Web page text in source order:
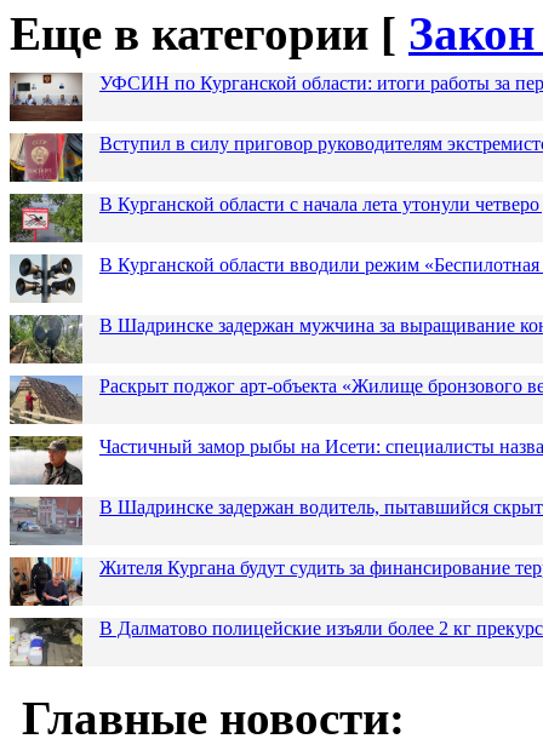
Еще в категории [
УФСИН по Курганской области: итоги работы за
Вступил в силу приговор руководителям
В Курганской области с начала лета утонули четверо
В Курганской области вводили режим «Беспилотная
В Шадринске задержан мужчина за выращивание
Раскрыт поджог арт-объекта «Жилище бронзового
Частичный замор рыбы на Исети: специалисты
В Шадринске задержан водитель, пытавшийся
Жителя Кургана будут судить за финансирование
В Далматово полицейские изъяли более 2 кг
Главные новости: